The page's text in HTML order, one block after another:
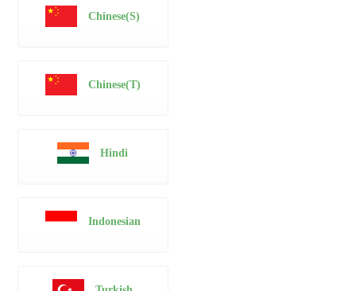
Chinese(S)
Chinese(T)
Hindi
Indonesian